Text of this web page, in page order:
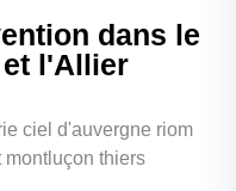
dans le
et l'Allier